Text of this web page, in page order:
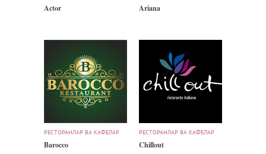
Actor Ariana
РЕСТОРАНЛАР ВА КАФЕЛАР
Barocco
РЕСТОРАНЛАР ВА КАФЕЛАР
Chillout